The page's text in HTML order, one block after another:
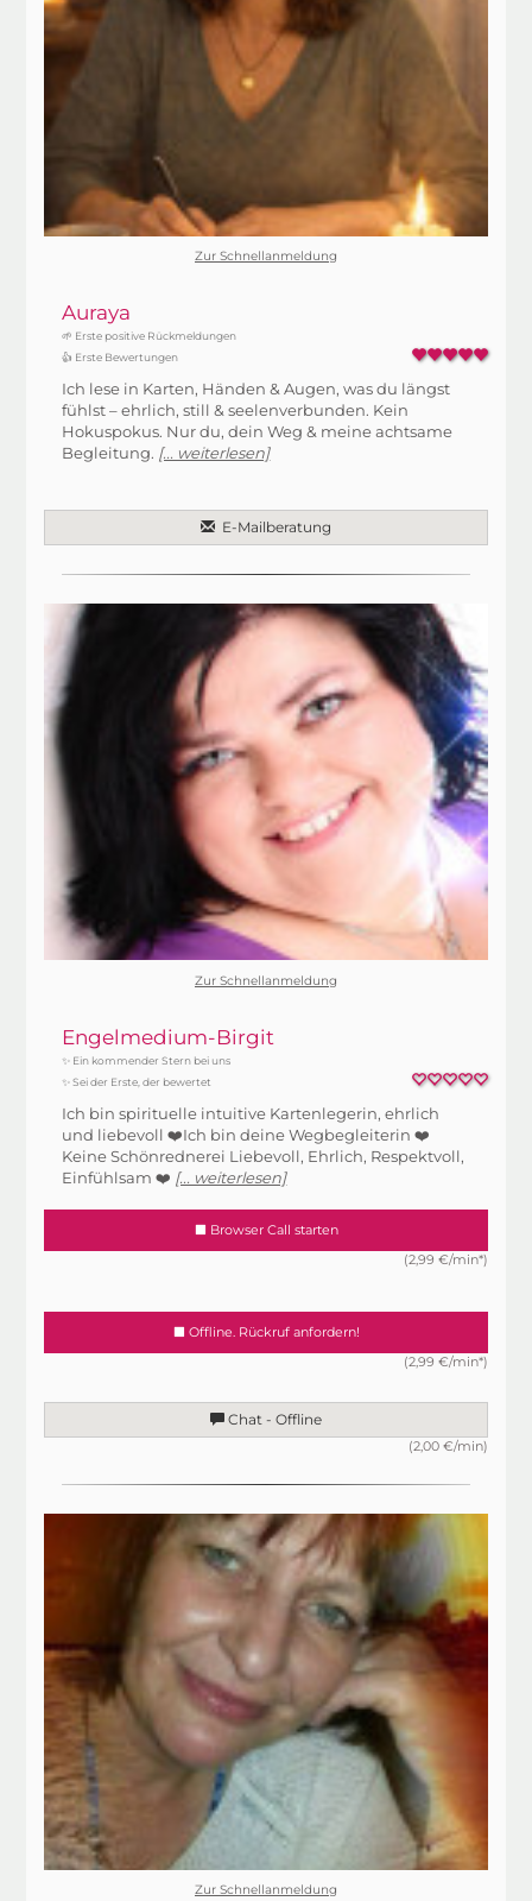
Zur Schnellanmeldung
Auraya
🌱 Erste positive Rückmeldungen
👍 Erste Bewertungen
Ich lese in Karten, Händen & Augen, was du längst
fühlst – ehrlich, still & seelenverbunden. Kein
Hokuspokus. Nur du, dein Weg & meine achtsame
Begleitung. [... weiterlesen]
E-Mailberatung
Zur Schnellanmeldung
Engelmedium-Birgit
✨ Ein kommender Stern bei uns
✨ Sei der Erste, der bewertet
Ich bin spirituelle intuitive Kartenlegerin, ehrlich
und liebevoll ❤️Ich bin deine Wegbegleiterin ❤️
Keine Schönrednerei Liebevoll, Ehrlich, Respektvoll,
Einfühlsam ❤️ [... weiterlesen]
Browser Call starten
(2,99 €/min*)
Offline. Rückruf anfordern!
(2,99 €/min*)
Chat - Offline
(2,00 €/min)
Zur Schnellanmeldung